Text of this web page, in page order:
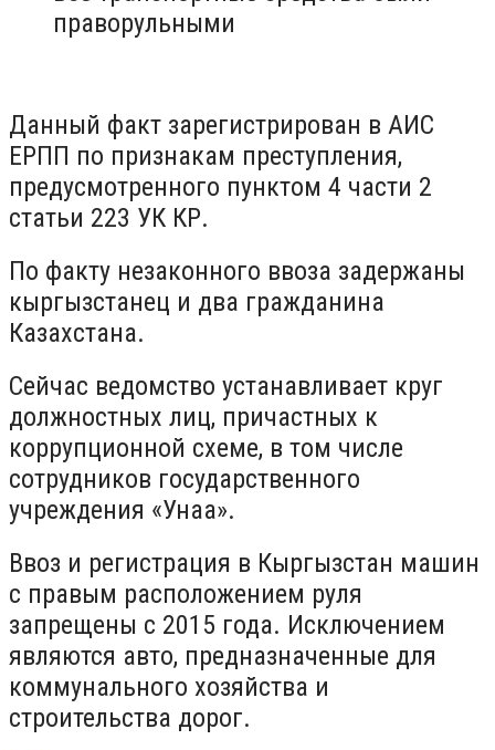
праворульными
Данный факт зарегистрирован в АИС
ЕРПП по признакам преступления,
предусмотренного пунктом 4 части 2
статьи 223 УК КР.
По факту незаконного ввоза задержаны
кыргызстанец и два гражданина
Казахстана.
Сейчас ведомство устанавливает круг
должностных лиц, причастных к
коррупционной схеме, в том числе
сотрудников государственного
учреждения «Унаа».
Ввоз и регистрация в Кыргызстан машин
с правым расположением руля
запрещены с 2015 года. Исключением
являются авто, предназначенные для
коммунального хозяйства и
строительства дорог.